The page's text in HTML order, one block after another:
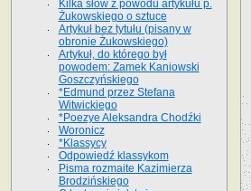
Kilka słów z powodu artykułu p.
Żukowskiego o sztuce
Artykuł bez tytułu (pisany w
obronie Żukowskiego)
Artykuł, do którego był
powodem: Zamek Kaniowski
Goszczyńskiego
*Edmund przez Stefana
Witwickiego
*Poezye Aleksandra Chodźki
Woronicz
*Klassycy
Odpowiedź klassykom
Pisma rozmaite Kazimierza
Brodzińskiego